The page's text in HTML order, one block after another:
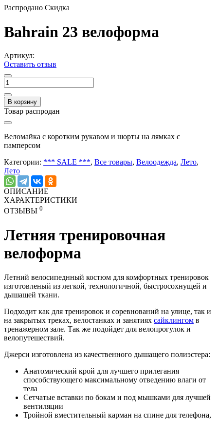
Распродано Скидка
Bahrain 23 велоформа
Артикул:
Оставить отзыв
В корзину
Товар распродан
Веломайка с коротким рукавом и шорты на лямках с
памперсом
Категории: *** SALE ***, Все товары, Велоодежда, Лето,
Лето
ОПИСАНИЕ
ХАРАКТЕРИСТИКИ
ОТЗЫВЫ 0
Летняя тренировочная
велоформа
Летний велосипеднный костюм для комфортных тренировок
изготовленый из легкой, технологичной, быстросохнущей и
дышащей ткани.
Подходит как для тренировок и соревнований на улице, так и
на закрытых треках, велостанках и занятиях сайклингом в
тренажерном зале. Так же подойдет для велопрогулок и
велопутешествий.
Джерси изготовлена из качественного дышащего полиэстера:
Анатомический крой для лучшего прилегания
способствующего максимальному отведению влаги от
тела
Сетчатые вставки по бокам и под мышками для лучшей
вентиляции
Тройной вместительный карман на спине для телефона,